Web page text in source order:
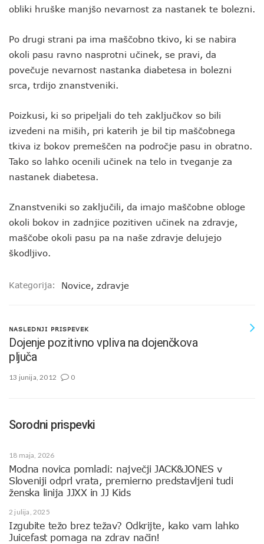
obliki hruške manjšo nevarnost za nastanek te bolezni.
Po drugi strani pa ima maščobno tkivo, ki se nabira
okoli pasu ravno nasprotni učinek, se pravi, da
povečuje nevarnost nastanka diabetesa in bolezni
srca, trdijo znanstveniki.
Poizkusi, ki so pripeljali do teh zaključkov so bili
izvedeni na miših, pri katerih je bil tip maščobnega
tkiva iz bokov premeščen na področje pasu in obratno.
Tako so lahko ocenili učinek na telo in tveganje za
nastanek diabetesa.
Znanstveniki so zaključili, da imajo maščobne obloge
okoli bokov in zadnjice pozitiven učinek na zdravje,
maščobe okoli pasu pa na naše zdravje delujejo
škodljivo.
Kategorija: Novice, zdravje
NASLEDNJI PRISPEVEK
Dojenje pozitivno vpliva na dojenčkova
pljuča
13 junija, 2012 0
Sorodni prispevki
18 maja, 2026
Modna novica pomladi: največji JACK&JONES v
Sloveniji odprl vrata, premierno predstavljeni tudi
ženska linija JJXX in JJ Kids
2 julija, 2025
Izgubite težo brez težav? Odkrijte, kako vam lahko
Juicefast pomaga na zdrav način!